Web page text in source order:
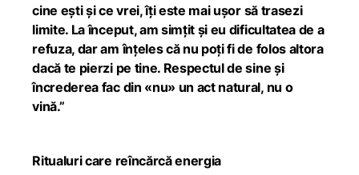
cine ești și ce vrei, îți este mai ușor să trasezi
limite. La început, am simțit și eu dificultatea de a
refuza, dar am înțeles că nu poți fi de folos altora
dacă te pierzi pe tine. Respectul de sine și
încrederea fac din «nu» un act natural, nu o
vină.”
Ritualuri care reîncărcă energia